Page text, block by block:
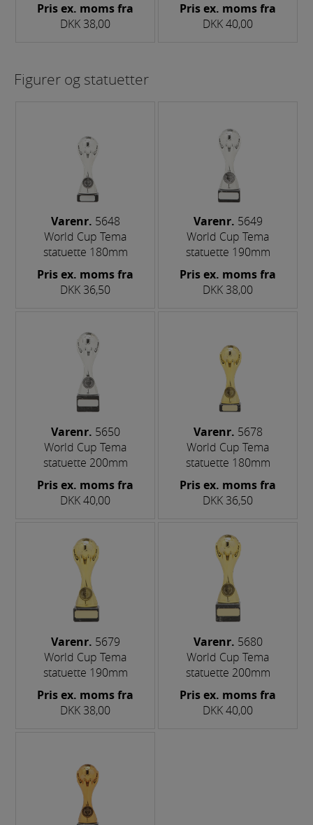
Pris ex. moms fra
DKK 38,00
Pris ex. moms fra
DKK 40,00
Figurer og statuetter
Varenr. 5648
World Cup Tema
statuette 180mm
Pris ex. moms fra
DKK 36,50
Varenr. 5649
World Cup Tema
statuette 190mm
Pris ex. moms fra
DKK 38,00
Varenr. 5650
World Cup Tema
statuette 200mm
Pris ex. moms fra
DKK 40,00
Varenr. 5678
World Cup Tema
statuette 180mm
Pris ex. moms fra
DKK 36,50
Varenr. 5679
World Cup Tema
statuette 190mm
Pris ex. moms fra
DKK 38,00
Varenr. 5680
World Cup Tema
statuette 200mm
Pris ex. moms fra
DKK 40,00